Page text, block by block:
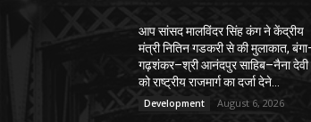
आप सांसद मालविंदर सिंह कंग ने केंद्रीय
मंत्री नितिन गडकरी से की मुलाकात,
गढ़शंकर–श्री आनंदपुर साहिब–नैना देवी
को राष्ट्रीय राजमार्ग का दर्जा देने...
Development August 6, 2026